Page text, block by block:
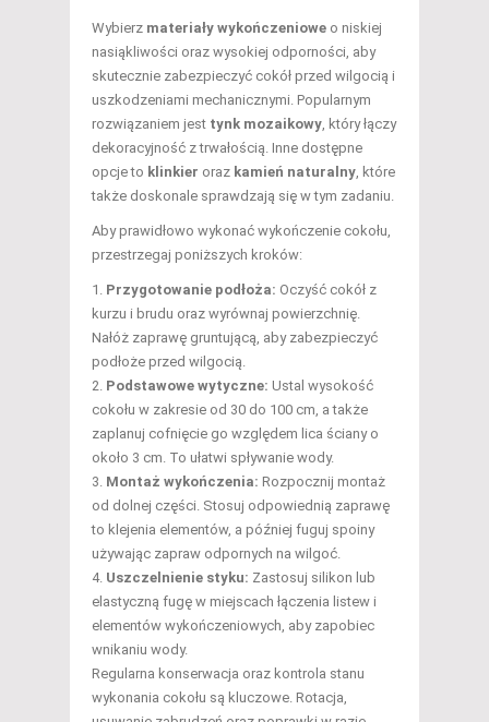
Wybierz materiały wykończeniowe o niskiej
nasiąkliwości oraz wysokiej odporności, aby
skutecznie zabezpieczyć cokół przed wilgocią i
uszkodzeniami mechanicznymi. Popularnym
rozwiązaniem jest tynk mozaikowy , który łączy
dekoracyjność z trwałością. Inne dostępne
opcje to klinkier oraz kamień naturalny , które
także doskonale sprawdzają się w tym zadaniu.
Aby prawidłowo wykonać wykończenie cokołu,
przestrzegaj poniższych kroków:
Przygotowanie podłoża: Oczyść cokół z
kurzu i brudu oraz wyrównaj powierzchnię.
Nałóż zaprawę gruntującą, aby zabezpieczyć
podłoże przed wilgocią.
Podstawowe wytyczne: Ustal wysokość
cokołu w zakresie od 30 do 100 cm, a także
zaplanuj cofnięcie go względem lica ściany o
około 3 cm. To ułatwi spływanie wody.
Montaż wykończenia: Rozpocznij montaż
od dolnej części. Stosuj odpowiednią zaprawę
to klejenia elementów, a później fuguj spoiny
używając zapraw odpornych na wilgoć.
Uszczelnienie styku: Zastosuj silikon lub
elastyczną fugę w miejscach łączenia listew i
elementów wykończeniowych, aby zapobiec
wnikaniu wody.
Regularna konserwacja oraz kontrola stanu
wykonania cokołu są kluczowe. Rotacja,